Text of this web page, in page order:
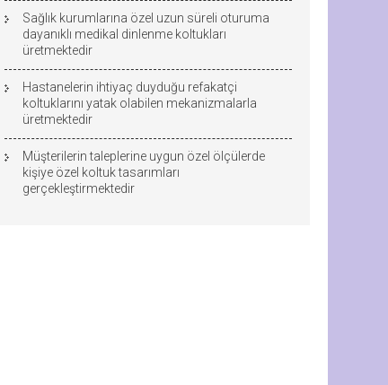
Sağlık kurumlarına özel uzun süreli oturuma
dayanıklı medikal dinlenme koltukları
üretmektedir
Hastanelerin ihtiyaç duyduğu refakatçi
koltuklarını yatak olabilen mekanizmalarla
üretmektedir
Müşterilerin taleplerine uygun özel ölçülerde
kişiye özel koltuk tasarımları
gerçekleştirmektedir